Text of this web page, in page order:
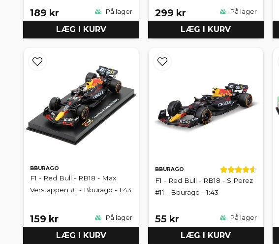
189 kr På lager
LÆG I KURV
299 kr På lager
LÆG I KURV
BBURAGO
F1 - Red Bull - RB18 - Max
Verstappen #1 - Bburago - 1:43
159 kr På lager
LÆG I KURV
BBURAGO
F1 - Red Bull - RB18 - S Perez
#11 - Bburago - 1:43
55 kr På lager
LÆG I KURV